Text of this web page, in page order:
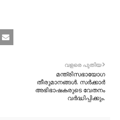
വളരെ പുതിയ
മന്ത്രിസഭായോഗ
തീരുമാനങ്ങള്‍. സര്‍ക്കാര്‍
അഭിഭാഷകരുടെ വേതനം
വർദ്ധിപ്പിക്കും.